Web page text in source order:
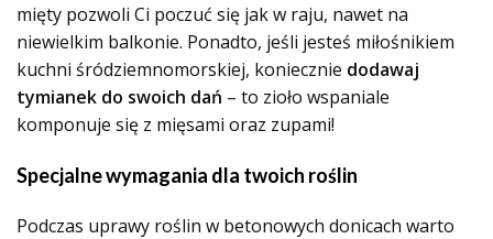
mięty pozwoli Ci poczuć się jak w raju, nawet na
niewielkim balkonie. Ponadto, jeśli jesteś miłośnikiem
kuchni śródziemnomorskiej, koniecznie dodawaj
tymianek do swoich dań – to zioło wspaniale
komponuje się z mięsami oraz zupami!
Specjalne wymagania dla twoich roślin
Podczas uprawy roślin w betonowych donicach warto